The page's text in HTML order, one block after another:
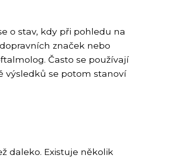
o stav, kdy při pohledu na
značek nebo
Často se používají
výsledků se potom stanoví
daleko. Existuje několik